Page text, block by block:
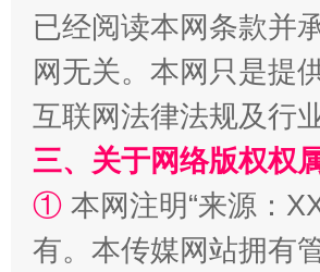
解纷+调解+退费，一次搞定
已经阅读本网条款并
网无关。本网只是提
互联网法律法规及行
三、关于网络版权权
① 本网注明“来源：
有。本传媒网站拥有